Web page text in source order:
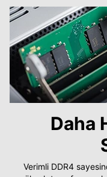
Daha
Verimli DDR4